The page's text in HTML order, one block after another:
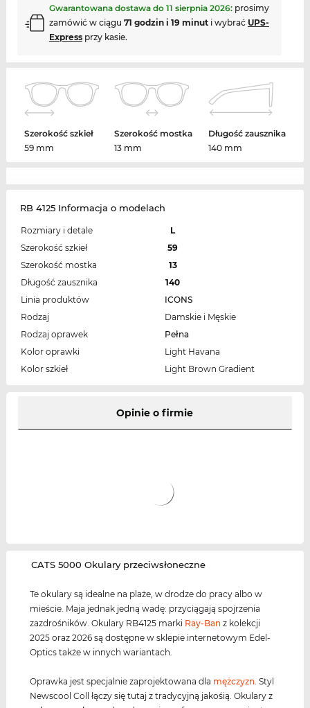
Gwarantowana dostawa do 11 sierpnia 2026: prosimy
zamówić w ciągu 71 godzin i 19 minuti wybrać UPS-
Expressprzy kasie.
Szerokość szkieł
59 mm
Szerokość mostka
13 mm
Długość zausznika
140 mm
RB 4125 Informacja o modelach
Rozmiary i detale
L
Szerokość szkieł
59
Szerokość mostka
13
Długość zausznika
140
Linia produktów
ICONS
Rodzaj
Damskie i Męskie
Rodzaj oprawek
Pełna
Kolor oprawki
Light Havana
Kolor szkieł
Light Brown Gradient
Opinie o firmie
‌CATS 5000 Okulary przeciwsłoneczne
Te okulary są idealne na plaże, w drodze do pracy albo w
mieście. Maja jednak jedną wadę: przyciągają spojrzenia
zazdrośników. Okulary RB4125 marki Ray-Ban z kolekcji
2025 oraz 2026 są dostępne w sklepie internetowym Edel-
Optics także w innych wariantach.
Oprawka jest specjalnie zaprojektowana dla mężczyzn. Styl
Newscool Coll łączy się tutaj z tradycyjną jakośią. Okulary z